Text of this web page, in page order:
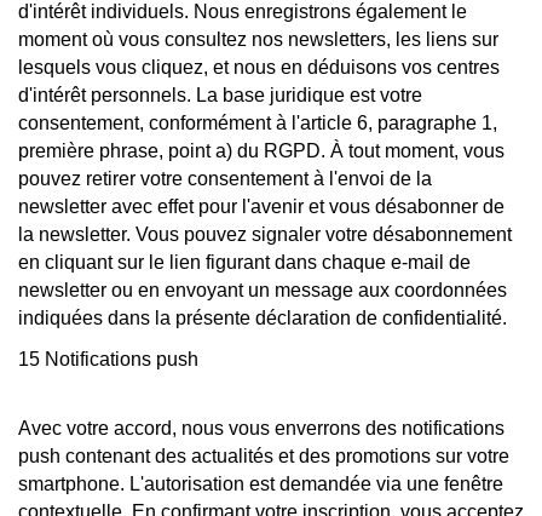
d'intérêt individuels. Nous enregistrons également le
moment où vous consultez nos newsletters, les liens sur
lesquels vous cliquez, et nous en déduisons vos centres
d'intérêt personnels. La base juridique est votre
consentement, conformément à l'article 6, paragraphe 1,
première phrase, point a) du RGPD. À tout moment, vous
pouvez retirer votre consentement à l'envoi de la
newsletter avec effet pour l'avenir et vous désabonner de
la newsletter. Vous pouvez signaler votre désabonnement
en cliquant sur le lien figurant dans chaque e-mail de
newsletter ou en envoyant un message aux coordonnées
indiquées dans la présente déclaration de confidentialité.
15 Notifications push
Avec votre accord, nous vous enverrons des notifications
push contenant des actualités et des promotions sur votre
smartphone. L'autorisation est demandée via une fenêtre
contextuelle. En confirmant votre inscription, vous acceptez